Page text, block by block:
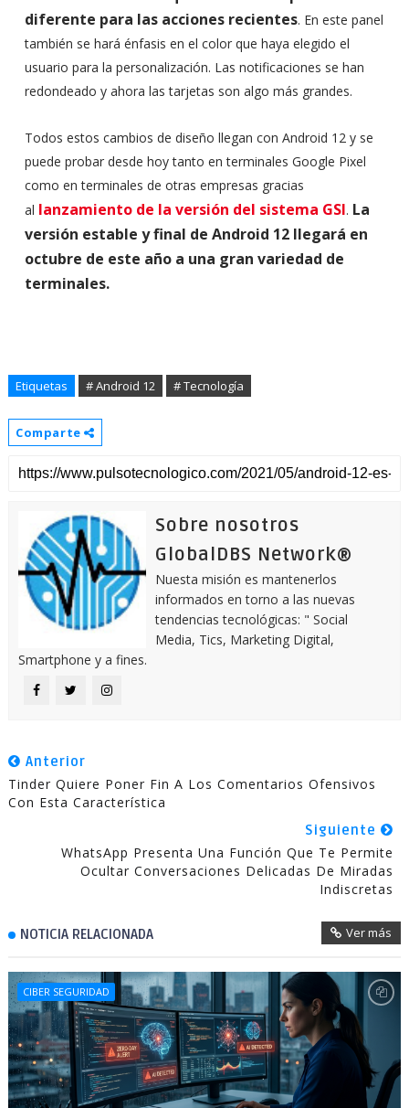
diferente para las acciones recientes. En este panel
también se hará énfasis en el color que haya elegido el
usuario para la personalización. Las notificaciones se han
redondeado y ahora las tarjetas son algo más grandes.
Todos estos cambios de diseño llegan con Android 12 y se
puede probar desde hoy tanto en terminales Google Pixel
como en terminales de otras empresas gracias
al lanzamiento de la versión del sistema GSI. La
versión estable y final de Android 12 llegará en
octubre de este año a una gran variedad de
terminales.
Etiquetas # Android 12 # Tecnología
Comparte
Sobre nosotros
GlobalDBS Network®
Nuesta misión es mantenerlos
informados en torno a las nuevas
tendencias tecnológicas: " Social
Media, Tics, Marketing Digital,
Smartphone y a fines.
Anterior
Tinder Quiere Poner Fin A Los Comentarios Ofensivos
Con Esta Característica
Siguiente
WhatsApp Presenta Una Función Que Te Permite
Ocultar Conversaciones Delicadas De Miradas
Indiscretas
NOTICIA RELACIONADA Ver más
CIBER SEGURIDAD